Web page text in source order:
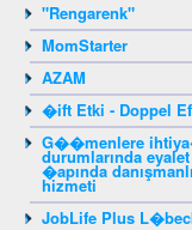
"Rengarenk"
MomStarter
AZAM
�ift Etki - Doppel
G��menlere
durumlarında
�apında
hizmeti
JobLife Plus